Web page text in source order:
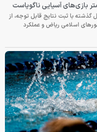
با ثبت نتایج قابل توجه، از
اسلامی ریاض و عملکرد